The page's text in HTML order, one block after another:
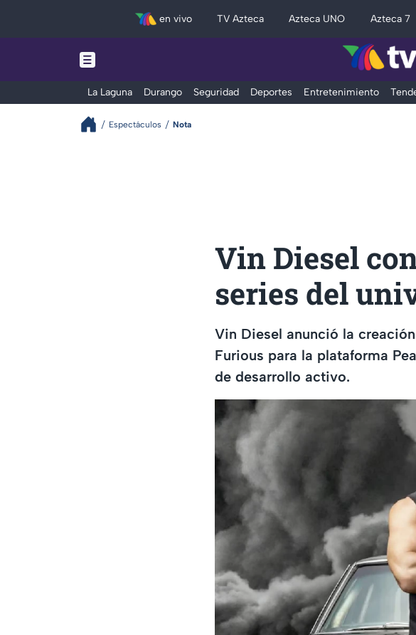
en vivo TV Azteca Azteca UNO Azteca 7
La Laguna Durango Seguridad Deportes Entretenimiento
Espectáculos Nota
Vin Diesel
series del
Vin Diesel anunció la
Furious para la plataforma
de desarrollo activo.